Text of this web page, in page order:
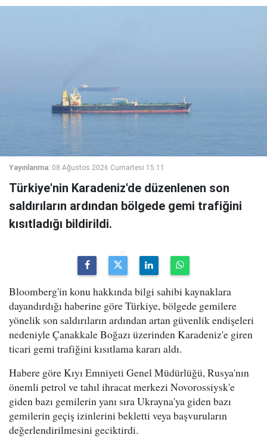
Yayınlanma: 08 Ağustos 2026 Cumartesi 15:11
Türkiye'nin Karadeniz'de düzenlenen son
saldırıların ardından bölgede gemi trafiğini
kısıtladığı bildirildi.
Bloomberg'in konu hakkında bilgi sahibi kaynaklara
dayandırdığı haberine göre Türkiye, bölgede gemilere
yönelik son saldırıların ardından artan güvenlik endişeleri
nedeniyle Çanakkale Boğazı üzerinden Karadeniz'e giren
ticari gemi trafiğini kısıtlama kararı aldı.
Habere göre Kıyı Emniyeti Genel Müdürlüğü, Rusya'nın
önemli petrol ve tahıl ihracat merkezi Novorossiysk'e
giden bazı gemilerin yanı sıra Ukrayna'ya giden bazı
gemilerin geçiş izinlerini bekletti veya başvuruların
değerlendirilmesini geciktirdi.